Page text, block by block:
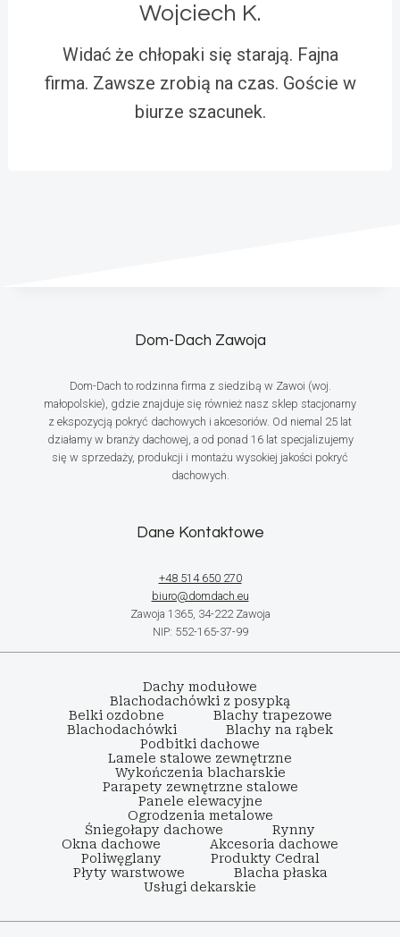
Wojciech K.
Widać że chłopaki się starają. Fajna
firma. Zawsze zrobią na czas. Goście w
biurze szacunek.
Dom-Dach Zawoja
Dom-Dach to rodzinna firma z siedzibą w Zawoi (woj.
małopolskie), gdzie znajduje się również nasz sklep stacjonarny
z ekspozycją pokryć dachowych i akcesoriów. Od niemal 25 lat
działamy w branży dachowej, a od ponad 16 lat specjalizujemy
się w sprzedaży, produkcji i montażu wysokiej jakości pokryć
dachowych.
Dane Kontaktowe
+48 514 650 270
biuro@domdach.eu
Zawoja 1365, 34-222 Zawoja
NIP: 552-165-37-99
Dachy modułowe
Blachodachówki z posypką
Belki ozdobne
Blachy trapezowe
Blachodachówki
Blachy na rąbek
Podbitki dachowe
Lamele stalowe zewnętrzne
Wykończenia blacharskie
Parapety zewnętrzne stalowe
Panele elewacyjne
Ogrodzenia metalowe
Śniegołapy dachowe
Rynny
Okna dachowe
Akcesoria dachowe
Poliwęglany
Produkty Cedral
Płyty warstwowe
Blacha płaska
Usługi dekarskie